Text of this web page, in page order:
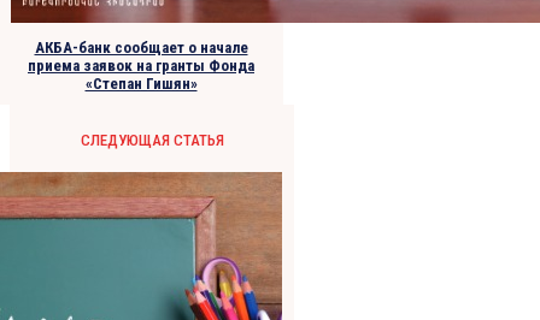
АКБА-банк сообщает о начале
приема заявок на гранты Фонда
«Степан Гишян»
СЛЕДУЮЩАЯ СТАТЬЯ